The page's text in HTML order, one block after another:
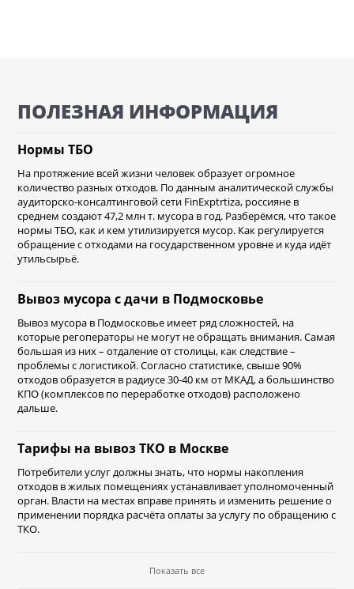
ПОЛЕЗНАЯ ИНФОРМАЦИЯ
Нормы ТБО
На протяжение всей жизни человек образует огромное
количество разных отходов. По данным аналитической службы
аудиторско-консалтинговой сети FinExptrtiza, россияне в
среднем создают 47,2 млн т. мусора в год. Разберёмся, что такое
нормы ТБО, как и кем утилизируется мусор. Как регулируется
обращение с отходами на государственном уровне и куда идёт
утильсырьё.
Вывоз мусора с дачи в Подмосковье
Вывоз мусора в Подмосковье имеет ряд сложностей, на
которые регоператоры не могут не обращать внимания. Самая
большая из них – отдаление от столицы, как следствие –
проблемы с логистикой. Согласно статистике, свыше 90%
отходов образуется в радиусе 30-40 км от МКАД, а большинство
КПО (комплексов по переработке отходов) расположено
дальше.
Тарифы на вывоз ТКО в Москве
Потребители услуг должны знать, что нормы накопления
отходов в жилых помещениях устанавливает уполномоченный
орган. Власти на местах вправе принять и изменить решение о
применении порядка расчёта оплаты за услугу по обращению с
ТКО.
Показать все